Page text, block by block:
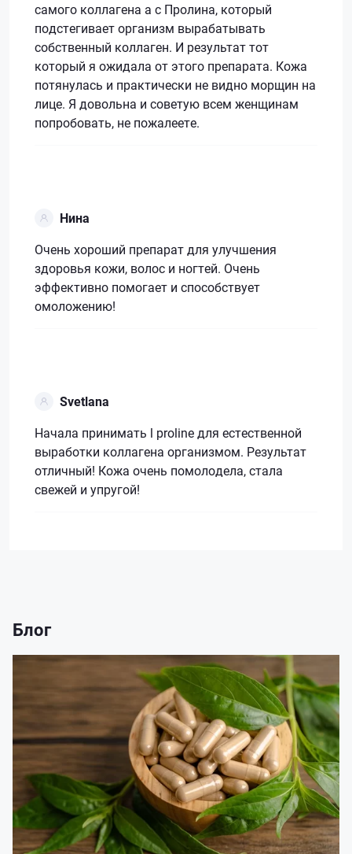
самого коллагена а с Пролина, который
подстегивает организм вырабатывать
собственный коллаген. И результат тот
который я ожидала от этого препарата. Кожа
потянулась и практически не видно морщин на
лице. Я довольна и советую всем женщинам
попробовать, не пожалеете.
Нина
Очень хороший препарат для улучшения
здоровья кожи, волос и ногтей. Очень
эффективно помогает и способствует
омоложению!
Svetlana
Начала принимать l proline для естественной
выработки коллагена организмом. Результат
отличный! Кожа очень помолодела, стала
свежей и упругой!
Блог